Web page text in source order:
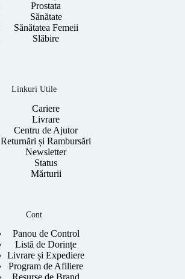
Prostata
Sănătate
Sănătatea Femeii
Slăbire
Linkuri Utile
Cariere
Livrare
Centru de Ajutor
Returnări și Rambursări
Newsletter
Status
Mărturii
Cont
Panou de Control
Listă de Dorințe
Livrare și Expediere
Program de Afiliere
Resurse de Brand